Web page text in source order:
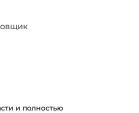
и полностью